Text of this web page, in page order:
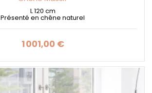
L 120 cm
Présenté en chêne naturel
Prix
1 001,00 €